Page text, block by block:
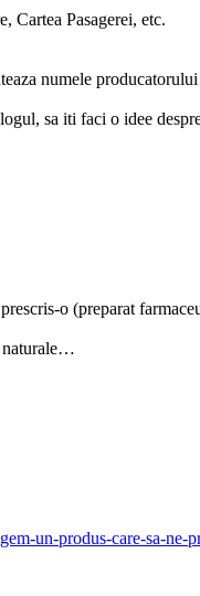
Cartea Pasagerei, etc.
numele
sa iti faci o idee
o (preparat
naturale…
un-produs-care-sa-ne-